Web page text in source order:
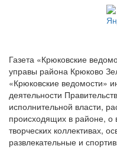
Газета «Крюковские
управы района Крюково
«Крюковские ведомости»
деятельности
исполнительной власти,
происходящих в районе, о
творческих коллективах,
развлекательные и